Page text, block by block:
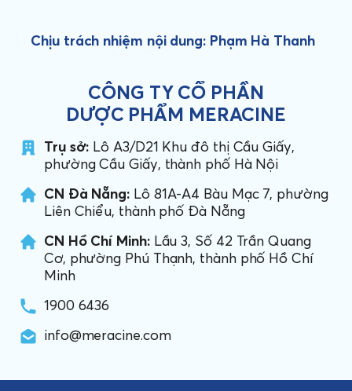
Chịu trách nhiệm nội dung: Phạm Hà Thanh
CÔNG TY CỔ PHẦN
DƯỢC PHẨM MERACINE
Trụ sở: Lô A3/D21 Khu đô thị Cầu Giấy,
phường Cầu Giấy, thành phố Hà Nội
CN Đà Nẵng: Lô 81A-A4 Bàu Mạc 7, phường
Liên Chiểu, thành phố Đà Nẵng
CN Hồ Chí Minh:Lầu 3, Số 42 Trần Quang
Cơ, phường Phú Thạnh, thành phố Hồ Chí
Minh
1900 6436
info@meracine.com